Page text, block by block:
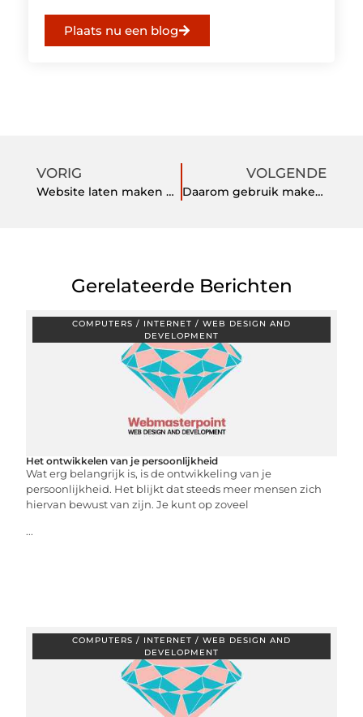
Plaats nu een blog
VORIG
Website laten maken Den Haag
VOLGENDE
Daarom gebruik maken van een e-sigaret
Gerelateerde Berichten
COMPUTERS / INTERNET / WEB DESIGN AND
DEVELOPMENT
Het ontwikkelen van je persoonlijkheid
Wat erg belangrijk is, is de ontwikkeling van je
persoonlijkheid. Het blijkt dat steeds meer mensen zich
hiervan bewust van zijn. Je kunt op zoveel
...
COMPUTERS / INTERNET / WEB DESIGN AND
DEVELOPMENT